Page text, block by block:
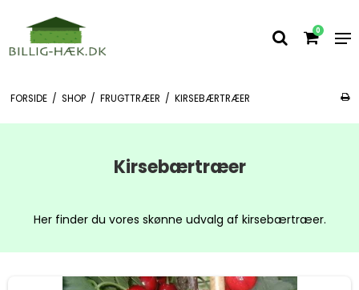
0
FORSIDE / SHOP / FRUGTTRÆER / KIRSEBÆRTRÆER
Kirsebærtræer
Her finder du vores skønne udvalg af kirsebærtræer.